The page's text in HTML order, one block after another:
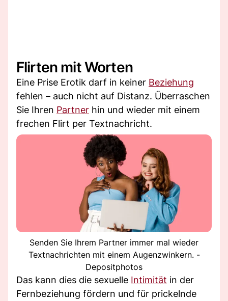
Flirten mit Worten
Eine Prise Erotik darf in keiner Beziehung
fehlen – auch nicht auf Distanz. Überraschen
Sie Ihren Partner hin und wieder mit einem
frechen Flirt per Textnachricht.
Senden Sie Ihrem Partner immer mal wieder
Textnachrichten mit einem Augenzwinkern. -
Depositphotos
Das kann dies die sexuelle Intimität in der
Fernbeziehung fördern und für prickelnde